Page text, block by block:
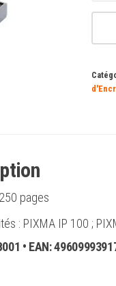
250 pages
: PIXMA IP 100 ;
• EAN: